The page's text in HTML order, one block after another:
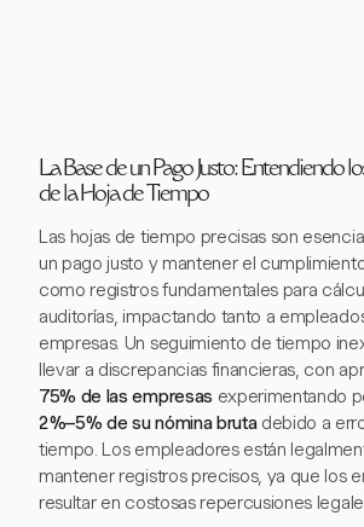
La Base de un Pago Justo: Entendiendo
de la Hoja de Tiempo
Las hojas de tiempo precisas son
un pago justo y mantener el
como registros fundamentales para
auditorías, impactando tanto a
empresas. Un seguimiento de tiempo
llevar a discrepancias financieras, con
75% de las empresas experimentando
2%–5% de su nómina brutadebido a
tiempo. Los empleadores están
mantener registros precisos, ya que los
resultar en costosas repercusiones